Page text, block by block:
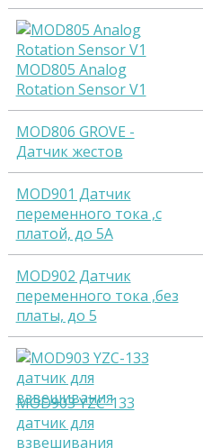
MOD805 Analog
Rotation Sensor V1
MOD806 GROVE -
Датчик жестов
MOD901 Датчик
переменного тока ,с
платой, до 5А
MOD902 Датчик
переменного тока ,без
платы, до 5
MOD903 YZC-133
датчик для
взвешивания